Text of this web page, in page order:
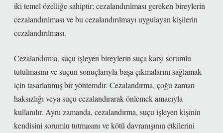
iki temel özelliğe sahiptir; cezalandırılması gereken bireylerin
cezalandırılması ve bu cezalandırılmayı uygulayan kişilerin
cezalandırılması.
Cezalandırma, suçu işleyen bireylerin suça karşı sorumlu
tutulmasını ve suçun sonuçlarıyla başa çıkmalarını sağlamak
için tasarlanmış bir yöntemdir. Cezalandırma, çoğu zaman
haksızlığı veya suçu cezalandırarak önlemek amacıyla
kullanılır. Aynı zamanda, cezalandırma, suçu işleyen kişinin
kendisini sorumlu tutmasını ve kötü davranışının etkilerini